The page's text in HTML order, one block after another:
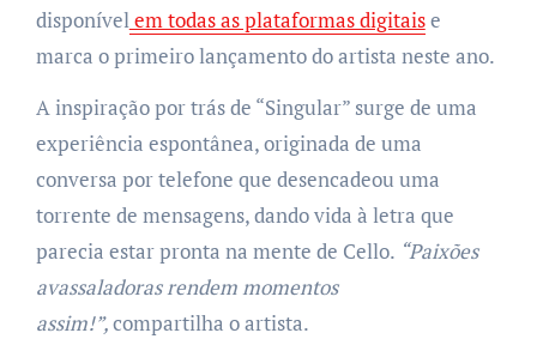
disponívelem todas as plataformas digitaise
marca o primeiro lançamento do artista neste ano.
A inspiração por trás de “Singular” surge de uma
experiência espontânea, originada de uma
conversa por telefone que desencadeou uma
torrente de mensagens, dando vida à letra que
parecia estar pronta na mente de Cello. “Paixões
avassaladoras rendem momentos
assim!”,compartilha o artista.